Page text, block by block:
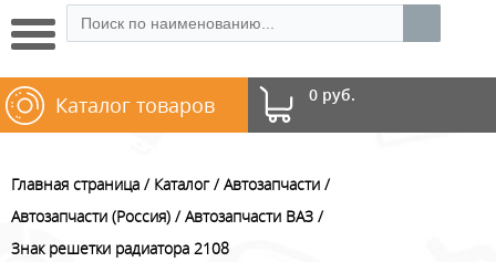
0 руб.
Каталог товаров
Главная страница Каталог
Автозапчасти
Автозапчасти (Россия)
Автозапчасти ВАЗ
Знак решетки радиатора 2108